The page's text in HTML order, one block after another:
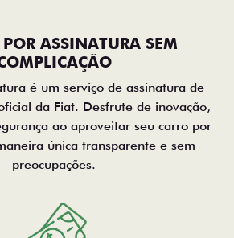
ASSINATURA SEM
é um serviço de assinatura de
da Fiat. Desfrute de inovação,
ao aproveitar seu carro por
única transparente e sem
preocupações.